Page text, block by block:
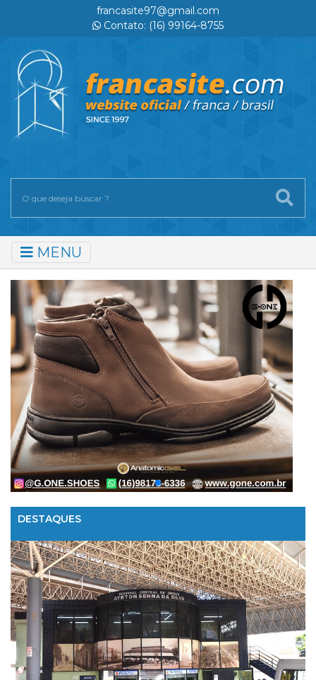
francasite97@gmail.com
Contato: (16) 99164-8755
MENU
DESTAQUES